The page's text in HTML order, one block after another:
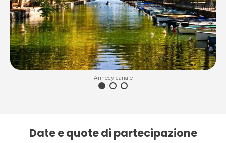
Annecy canale
Date e quote di partecipazione